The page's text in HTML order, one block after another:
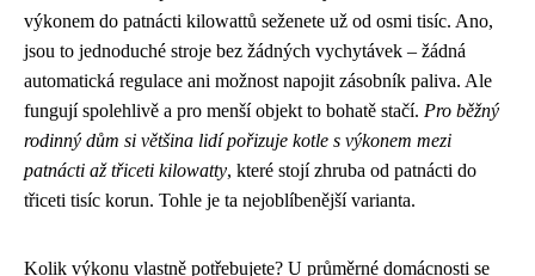
výkonem do patnácti kilowattů seženete už od osmi tisíc. Ano,
jsou to jednoduché stroje bez žádných vychytávek – žádná
automatická regulace ani možnost napojit zásobník paliva. Ale
fungují spolehlivě a pro menší objekt to bohatě stačí. Pro běžný
rodinný dům si většina lidí pořizuje kotle s výkonem mezi
patnácti až třiceti kilowatty, které stojí zhruba od patnácti do
třiceti tisíc korun. Tohle je ta nejoblíbenější varianta.
Kolik výkonu vlastně potřebujete? U průměrné domácnosti se